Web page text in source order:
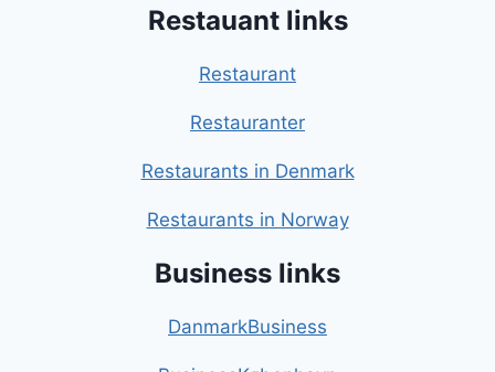
Restauant links
Restaurant
Restauranter
Restaurants in Denmark
Restaurants in Norway
Business links
DanmarkBusiness